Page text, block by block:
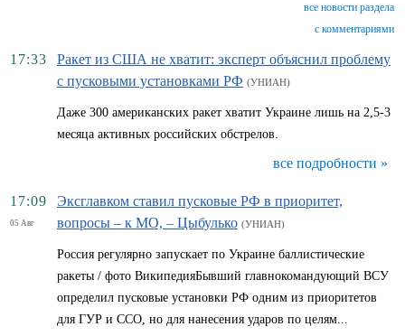
все новости раздела
с комментариями
17:33
Ракет из США не хватит: эксперт объяснил проблему
с пусковыми установками РФ (УНИАН)
Даже 300 американских ракет хватит Украине лишь на 2,5-3
месяца активных российских обстрелов.
все подробности »
17:09
05 Авг
Эксглавком ставил пусковые РФ в приоритет,
вопросы – к МО, – Цыбулько (УНИАН)
Россия регулярно запускает по Украине баллистические
ракеты / фото ВикипедияБывший главнокомандующий ВСУ
определил пусковые установки РФ одним из приоритетов
для ГУР и ССО, но для нанесения ударов по целям...